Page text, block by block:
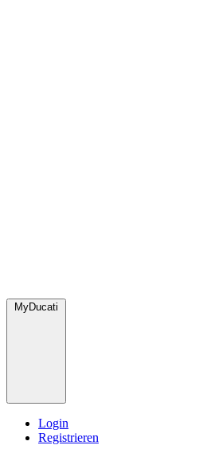
MyDucati
Login
Registrieren